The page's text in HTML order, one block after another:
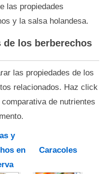
las propiedades
y la salsa holandesa.
los berberechos
las propiedades de los
relacionados. Haz click
de nutrientes
y
en
Caracoles